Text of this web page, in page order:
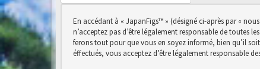
En accédant à « JapanFigs™ » (désigné ci-après par «
n’acceptez pas d’être légalement responsable de toutes
ferons tout pour que vous en soyez informé, bien qu’il
éffectués, vous acceptez d’être légalement responsable